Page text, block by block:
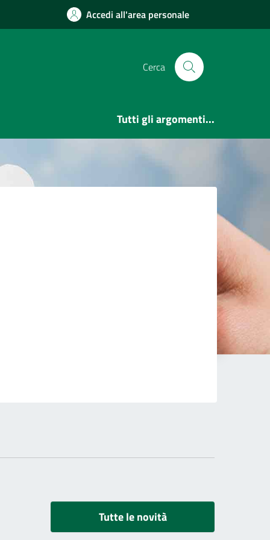
Accedi all'area personale
Cerca
Tutti gli argomenti...
Tutte le novità